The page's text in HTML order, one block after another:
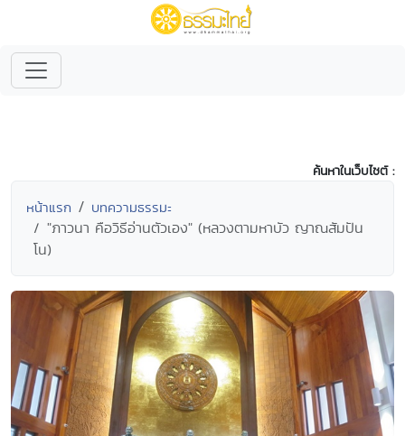
ค้นหาในเว็บไซต์ :
หน้าแรก บทความธรรมะ
"ภาวนา คือวิธีอ่านตัวเอง" (หลวงตามหาบัว ญาณสัมปัน
โน)